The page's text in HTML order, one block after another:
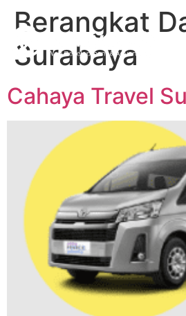
Berangkat
Surabaya
Cahaya Travel